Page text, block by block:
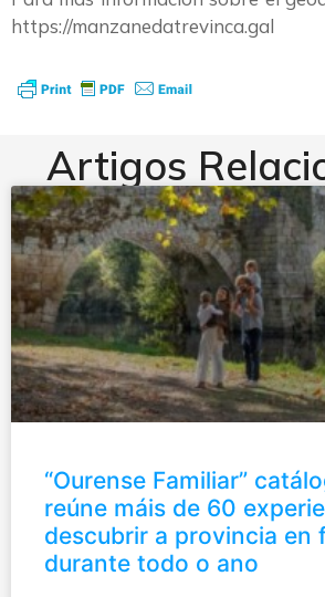
https://manzanedatrevinca.gal
Artigos
“Ourense Familiar”
reúne máis de 60
descubrir a provincia en
durante todo o ano